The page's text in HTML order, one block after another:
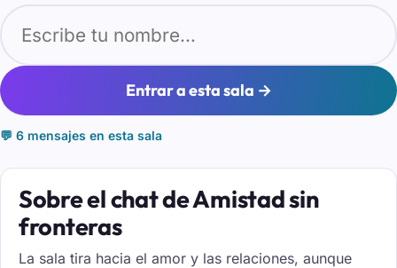
Entrar a esta sala →
💬 6 mensajes en esta sala
Sobre el chat de Amistad sin
fronteras
La sala tira hacia el amor y las relaciones, aunque